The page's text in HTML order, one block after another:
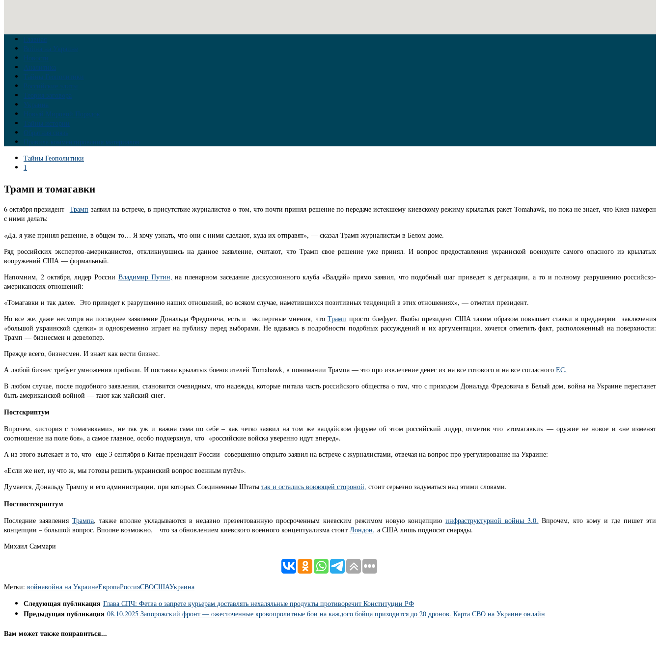
Главная
Война на Украине
Новости
Аналитика
Тайны Геополитики
Российские элиты
Теория заговора
Украина
Новый Мировой Порядок
Тайны истории
Обратная связь
Правила комментирования материалов
Тайны Геополитики
1
Трамп и томагавки
6 октября президент Трамп заявил на встрече, в присутствие журналистов о том, что почти принял решение по передаче истекшему киевскому режиму крылатых ракет Tomahawk, но пока не знает, что Киев намерен
с ними делать:
«Да, я уже принял решение, в общем-то… Я хочу узнать, что они с ними сделают, куда их отправят», — сказал Трамп журналистам в Белом доме.
Ряд российских экспертов-американистов, откликнувшись на данное заявление, считают, что Трамп свое решение уже принял. И вопрос предоставления украинской военхунте самого опасного из крылатых
вооружений США — формальный.
Напомним, 2 октября, лидер России Владимир Путин, на пленарном заседание дискуссионного клуба «Валдай» прямо заявил, что подобный шаг приведет к деградации, а то и полному разрушению российско-
американских отношений:
«Томагавки и так далее. Это приведет к разрушению наших отношений, во всяком случае, наметившихся позитивных тенденций в этих отношениях», — отметил президент.
Но все же, даже несмотря на последнее заявление Дональда Фредовича, есть и экспертные мнения, чтоТрамп просто блефует. Якобы президент США таким образом повышает ставки в преддверии заключения
«большой украинской сделки» и одновременно играет на публику перед выборами. Не вдаваясь в подробности подобных рассуждений и их аргументации, хочется отметить факт, расположенный на поверхности:
Трамп — бизнесмен и девелопер.
Прежде всего, бизнесмен. И знает как вести бизнес.
А любой бизнес требует умножения прибыли. И поставка крылатых боеносителей Tomahawk, в понимании Трампа — это про извлечение денег из на все готового и на все согласного ЕС.
В любом случае, после подобного заявления, становится очевидным, что надежды, которые питала часть российского общества о том, что с приходом Дональда Фредовича в Белый дом, война на Украине перестанет
быть американской войной — тают как майский снег.
Постскриптум
Впрочем, «история с томагавками», не так уж и важна сама по себе – как четко заявил на том же валдайском форуме об этом российский лидер, отметив что «томагавки» — оружие не новое и «не изменят
соотношение на поле боя», а самое главное, особо подчеркнув, что «российские войска уверенно идут вперед».
А из этого вытекает и то, что еще 3 сентября в Китае президент России совершенно открыто заявил на встрече с журналистами, отвечая на вопрос про урегулирование на Украине:
«Если же нет, ну что ж, мы готовы решить украинский вопрос военным путём».
Думается, Дональду Трампу и его администрации, при которых Соединенные Штаты так и остались воюющей стороной, стоит серьезно задуматься над этими словами.
Постпостскриптум
Последние заявления Трампа, также вполне укладываются в недавно презентованную просроченным киевским режимом новую концепциюинфраструктурнойвойны 3.0. Впрочем, кто кому и где пишет эти
концепции – большой вопрос. Вполне возможно, что за обновлением киевского военного концептуализма стоит Лондон, а США лишь подносят снаряды.
Михаил Саммари
Метки: войнавойна на УкраинеЕвропаРоссияСВОСШАУкраина
Следующая публикация Глава СПЧ: Фетва о запрете курьерам доставлять нехаляльные продукты противоречит Конституции РФ
Предыдущая публикация 08.10.2025 Запорожский фронт — ожесточенные кровопролитные бои на каждого бойца приходится до 20 дронов. Карта СВО на Украине онлайн
Вам может также понравиться...